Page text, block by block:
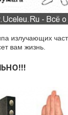
излучающих
вам жизнь.